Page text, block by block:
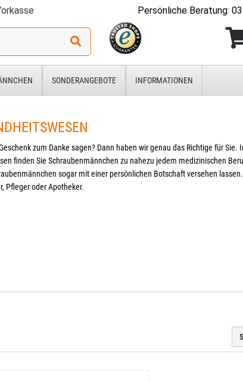
Persönliche Beratung:
SONDERANGEBOTE INFORMATIONEN
zum Danke sagen? Dann haben wir genau das Richtige für Sie.
finden Sie Schraubenmännchen zu nahezu jedem medizinischen
sogar mit einer persönlichen Botschaft versehen
Pfleger oder Apotheker.